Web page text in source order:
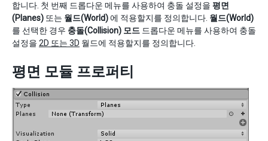
합니다. 첫 번째 드롭다운 메뉴를 사용하여 충돌 설정을 평면
(Planes) 또는 월드(World)에 적용할지를 정의합니다. 월드(World)
를 선택한 경우 충돌(Collision) 모드 드롭다운 메뉴를 사용하여 충돌
설정을 2D 또는 3D 월드에 적용할지를 정의합니다.
평면 모듈 프로퍼티